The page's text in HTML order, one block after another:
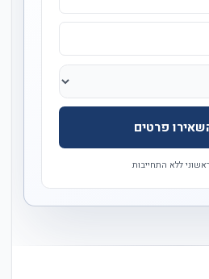
פרטים
ראשוני ללא התחייבות